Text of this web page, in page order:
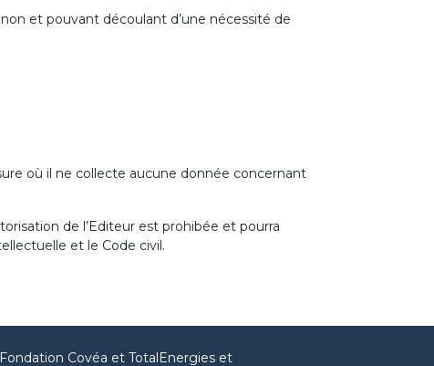
et pouvant découlant d’une nécessité de
où il ne collecte aucune donnée concernant
de l’Editeur est prohibée et pourra
et le Code civil.
Covéa et TotalEnergies et